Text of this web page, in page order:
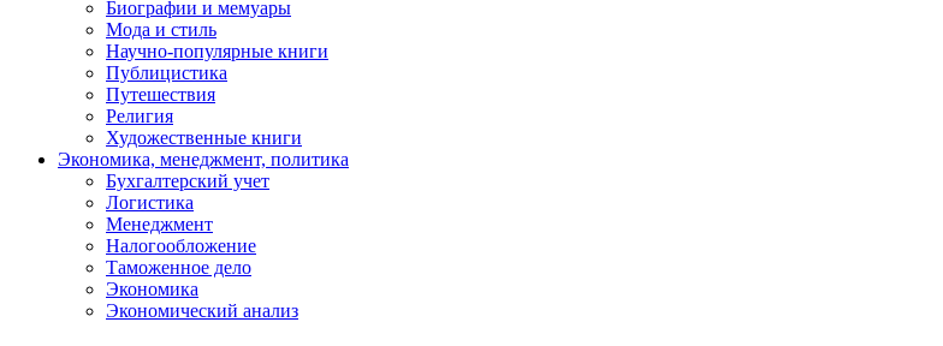
Биографии и мемуары
Мода и стиль
Научно-популярные книги
Публицистика
Путешествия
Религия
Художественные книги
Экономика, менеджмент, политика
Бухгалтерский учет
Логистика
Менеджмент
Налогообложение
Таможенное дело
Экономика
Экономический анализ